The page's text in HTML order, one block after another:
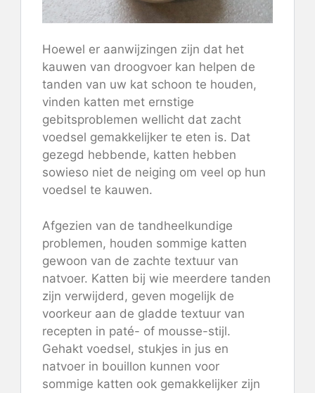
Hoewel er aanwijzingen zijn dat het
kauwen van droogvoer kan helpen de
tanden van uw kat schoon te houden,
vinden katten met ernstige
gebitsproblemen wellicht dat zacht
voedsel gemakkelijker te eten is. Dat
gezegd hebbende, katten hebben
sowieso niet de neiging om veel op hun
voedsel te kauwen.
Afgezien van de tandheelkundige
problemen, houden sommige katten
gewoon van de zachte textuur van
natvoer. Katten bij wie meerdere tanden
zijn verwijderd, geven mogelijk de
voorkeur aan de gladde textuur van
recepten in paté- of mousse-stijl.
Gehakt voedsel, stukjes in jus en
natvoer in bouillon kunnen voor
sommige katten ook gemakkelijker zijn